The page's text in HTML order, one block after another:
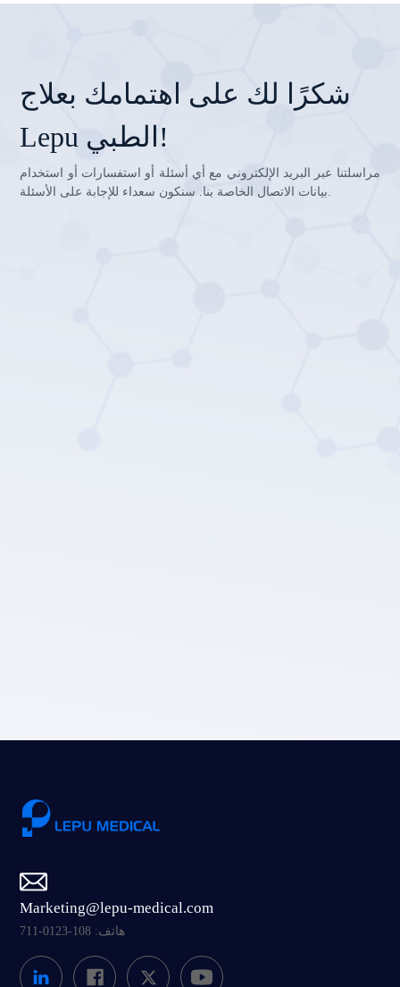
شكرًا لك على اهتمامك بعلاج
Lepu الطبي!
مراسلتنا عبر البريد الإلكتروني مع أي أسئلة أو استفسارات أو استخدام
بيانات الاتصال الخاصة بنا. سنكون سعداء للإجابة على الأسئلة.
Marketing@lepu-medical.com
هاتف: 108-0123-711